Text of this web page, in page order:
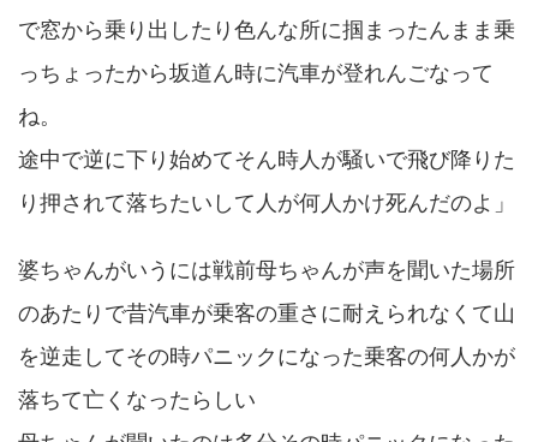
で窓から乗り出したり色んな所に掴まったんまま乗
っちょったから坂道ん時に汽車が登れんごなって
ね。
途中で逆に下り始めてそん時人が騒いで飛び降りた
り押されて落ちたいして人が何人かけ死んだのよ」
婆ちゃんがいうには戦前母ちゃんが声を聞いた場所
のあたりで昔汽車が乗客の重さに耐えられなくて山
を逆走してその時パニックになった乗客の何人かが
落ちて亡くなったらしい